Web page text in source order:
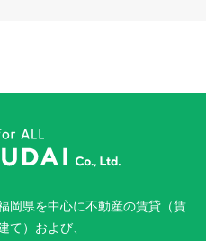
岡県を中心に不動産の賃貸（賃
）および、